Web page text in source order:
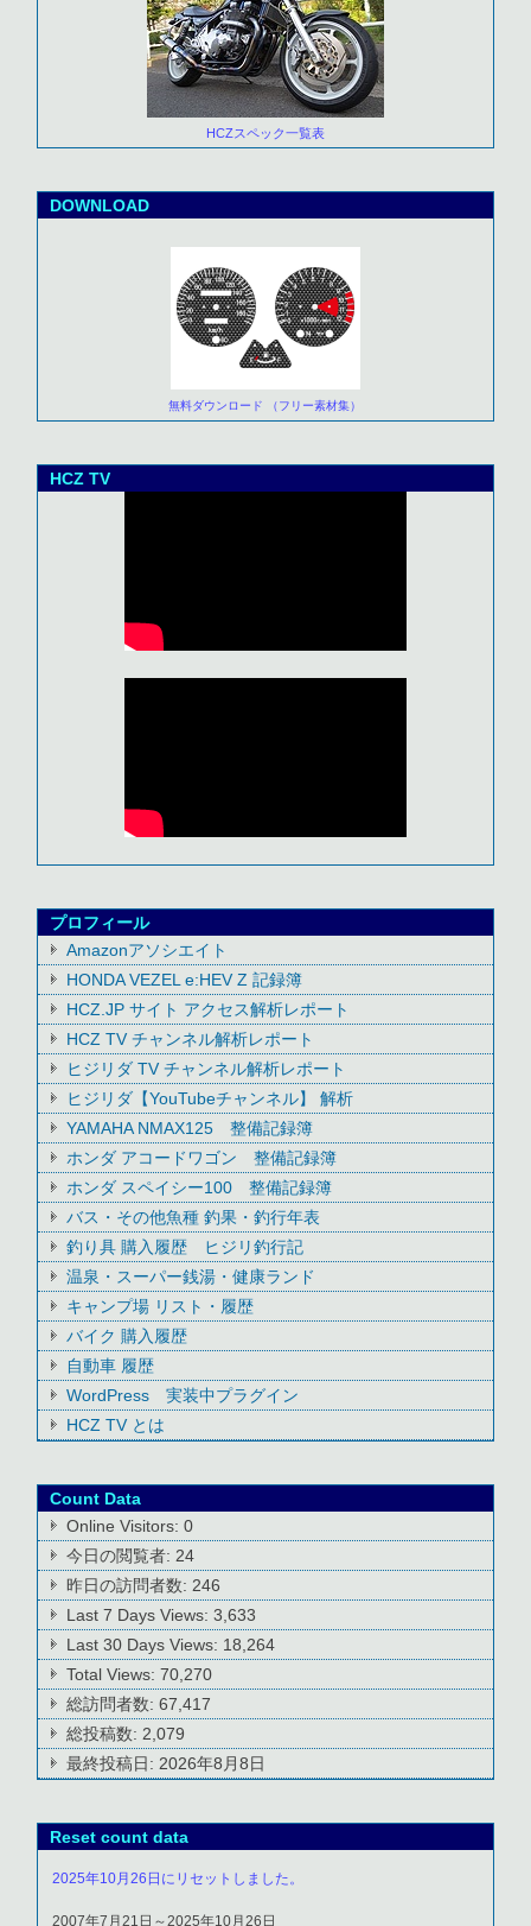
HCZスペック一覧表
DOWNLOAD
無料ダウンロード （フリー素材集）
HCZ TV
プロフィール
Amazonアソシエイト
HONDA VEZEL e:HEV Z 記録簿
HCZ.JP サイト アクセス解析レポート
HCZ TV チャンネル解析レポート
ヒジリダ TV チャンネル解析レポート
ヒジリダ【YouTubeチャンネル】 解析
YAMAHA NMAX125 整備記録簿
ホンダ アコードワゴン 整備記録簿
ホンダ スペイシー100 整備記録簿
バス・その他魚種 釣果・釣行年表
釣り具 購入履歴 ヒジリ釣行記
温泉・スーパー銭湯・健康ランド
キャンプ場 リスト・履歴
バイク 購入履歴
自動車 履歴
WordPress 実装中プラグイン
HCZ TV とは
Count Data
Online Visitors:0
今日の閲覧者: 24
昨日の訪問者数: 246
Last 7 Days Views:3,633
Last 30 Days Views: 18,264
Total Views:70,270
総訪問者数:67,417
総投稿数: 2,079
最終投稿日: 2026年8月8日
Reset count data
2025年10月26日にリセットしました。
2007年7月21日～2025年10月26日